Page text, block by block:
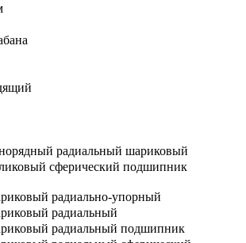
радиальный шариковый
сферический подшипник
радиально-упорный
радиальный
радиальный подшипник